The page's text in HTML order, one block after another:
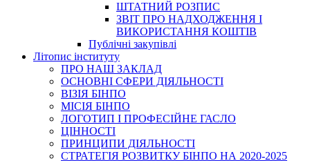
ШТАТНИЙ РОЗПИС
ЗВІТ ПРО НАДХОДЖЕННЯ І
ВИКОРИСТАННЯ КОШТІВ
Публічні закупівлі
Літопис інституту
ПРО НАШ ЗАКЛАД
ОСНОВНІ СФЕРИ ДІЯЛЬНОСТІ
ВІЗІЯ БІНПО
МІСІЯ БІНПО
ЛОГОТИП І ПРОФЕСІЙНЕ ГАСЛО
ЦІННОСТІ
ПРИНЦИПИ ДІЯЛЬНОСТІ
СТРАТЕГІЯ РОЗВИТКУ БІНПО НА 2020-2025